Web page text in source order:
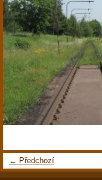
← Předchozí